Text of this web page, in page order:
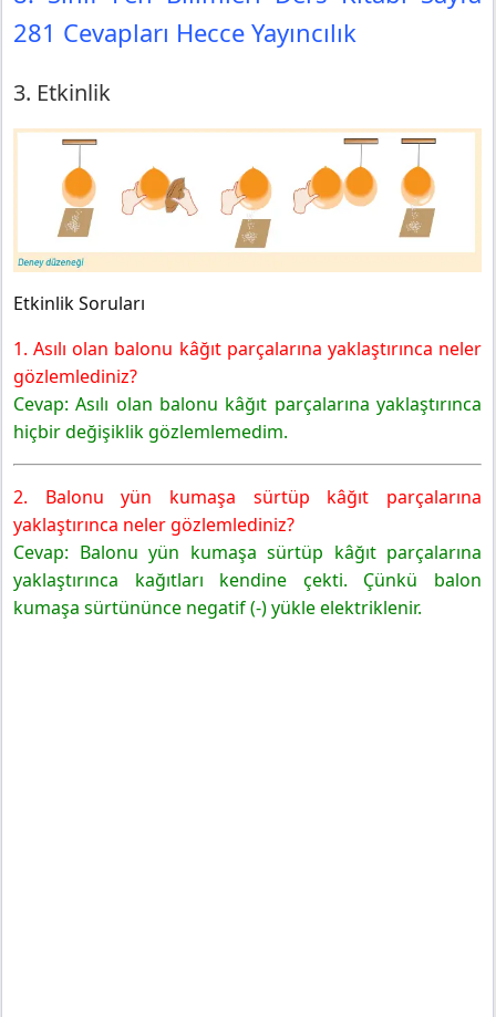
281 Cevapları Hecce Yayıncılık
3. Etkinlik
Etkinlik Soruları
1. Asılı olan balonu kâğıt parçalarına yaklaştırınca neler
gözlemlediniz?
Cevap: Asılı olan balonu kâğıt parçalarına yaklaştırınca
hiçbir değişiklik gözlemlemedim.
2. Balonu yün kumaşa sürtüp kâğıt parçalarına
yaklaştırınca neler gözlemlediniz?
Cevap: Balonu yün kumaşa sürtüp kâğıt parçalarına
yaklaştırınca kağıtları kendine çekti. Çünkü balon
kumaşa sürtününce negatif (-) yükle elektriklenir.